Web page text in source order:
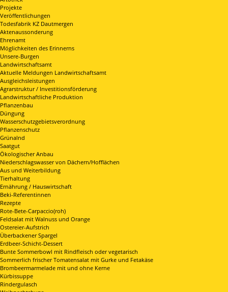
Projekte
Veröffentlichungen
Todesfabrik KZ Dautmergen
Aktenaussonderung
Ehrenamt
Möglichkeiten des Erinnerns
Unsere-Burgen
Landwirtschaftsamt
Aktuelle Meldungen Landwirtschaftsamt
Ausgleichsleistungen
Agrarstruktur / Investitionsförderung
Landwirtschaftliche Produktion
Pflanzenbau
Düngung
Wasserschutzgebietsverordnung
Pflanzenschutz
Grünalnd
Saatgut
Ökologischer Anbau
Niederschlagswasser von Dächern/Hofflächen
Aus und Weiterbildung
Tierhaltung
Ernährung / Hauswirtschaft
Beki-Referentinnen
Rezepte
Rote-Bete-Carpaccio(roh)
Feldsalat mit Walnuss und Orange
Ostereier-Aufstrich
Überbackener Spargel
Erdbeer-Schicht-Dessert
Bunte Sommerbowl mit Rindfleisch oder vegetarisch
Sommerlich frischer Tomatensalat mit Gurke und Fetakäse
Brombeermarmelade mit und ohne Kerne
Kürbissuppe
Rindergulasch